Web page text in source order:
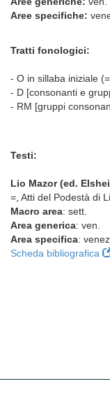
Aree specifiche:
Tratti fonologici:
- O in sillaba iniziale
- D [consonanti e
- RM [gruppi
Testi:
Lio Mazor (ed.
=, Atti del Podestà di
Macro area: sett.
Area generica: ven.
Area specifica: venez.
Scheda bibliografica